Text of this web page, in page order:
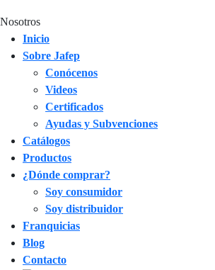
Nosotros
Inicio
Sobre Jafep
Conócenos
Videos
Certificados
Ayudas y Subvenciones
Catálogos
Productos
¿Dónde comprar?
Soy consumidor
Soy distribuidor
Franquicias
Blog
Contacto